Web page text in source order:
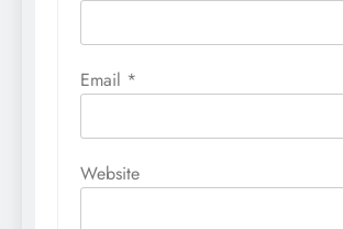
Email *
Website